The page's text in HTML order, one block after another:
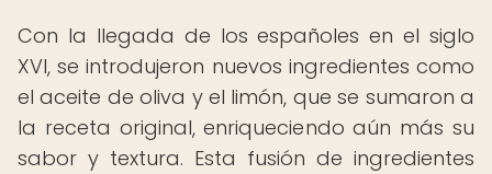
Con la llegada de los españoles en el siglo
XVI, se introdujeron nuevos ingredientes como
el aceite de oliva y el limón, que se sumaron a
la receta original, enriqueciendo aún más su
sabor y textura. Esta fusión de ingredientes